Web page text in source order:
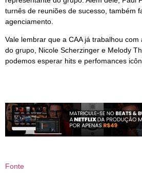
turnês de reuniões de sucesso, também
agenciamento.
Vale lembrar que a CAA já trabalhou
do grupo, Nicole Scherzinger e Melody
podemos esperar hits e perfomances
Fonte